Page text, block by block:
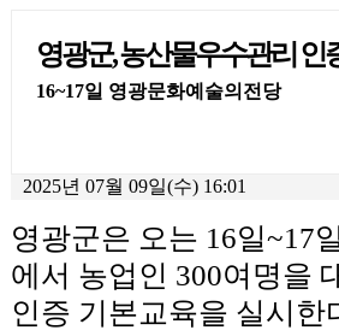
영광군, 농산물우수관리 인
16~17일 영광문화예술의전당
2025년 07월 09일(수) 16:01
영광군은 오는 16일~17
에서 농업인 300여명을
인증 기본교육을 실시한